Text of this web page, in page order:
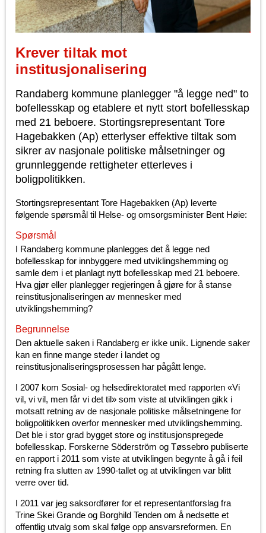
Krever tiltak mot
institusjonalisering
Randaberg kommune planlegger "å legge ned" to
bofellesskap og etablere et nytt stort bofellesskap
med 21 beboere. Stortingsrepresentant Tore
Hagebakken (Ap) etterlyser effektive tiltak som
sikrer av nasjonale politiske målsetninger og
grunnleggende rettigheter etterleves i
boligpolitikken.
Stortingsrepresentant Tore Hagebakken (Ap) leverte
følgende spørsmål til Helse- og omsorgsminister Bent Høie:
Spørsmål
I Randaberg kommune planlegges det å legge ned
bofellesskap for innbyggere med utviklingshemming og
samle dem i et planlagt nytt bofellesskap med 21 beboere.
Hva gjør eller planlegger regjeringen å gjøre for å stanse
reinstitusjonaliseringen av mennesker med
utviklingshemming?
Begrunnelse
Den aktuelle saken i Randaberg er ikke unik. Lignende saker
kan en finne mange steder i landet og
reinstitusjonaliseringsprosessen har pågått lenge.
I 2007 kom Sosial- og helsedirektoratet med rapporten «Vi
vil, vi vil, men får vi det til» som viste at utviklingen gikk i
motsatt retning av de nasjonale politiske målsetningene for
boligpolitikken overfor mennesker med utviklingshemming.
Det ble i stor grad bygget store og institusjonspregede
bofellesskap. Forskerne Söderström og Tøssebro publiserte
en rapport i 2011 som viste at utviklingen begynte å gå i feil
retning fra slutten av 1990-tallet og at utviklingen var blitt
verre over tid.
I 2011 var jeg saksordfører for et representantforslag fra
Trine Skei Grande og Borghild Tenden om å nedsette et
offentlig utvalg som skal følge opp ansvarsreformen. En